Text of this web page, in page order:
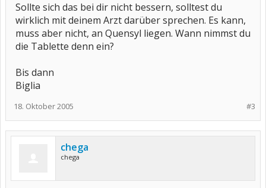
Sollte sich das bei dir nicht bessern, solltest du
wirklich mit deinem Arzt darüber sprechen. Es kann,
muss aber nicht, an Quensyl liegen. Wann nimmst du
die Tablette denn ein?
Bis dann
Biglia
#3
18. Oktober 2005
chega
chega